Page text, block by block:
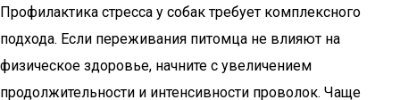
Профилактика стресса у собак требует комплексного
подхода. Если переживания питомца не влияют на
физическое здоровье, начните с увеличением
продолжительности и интенсивности проволок. Чаще